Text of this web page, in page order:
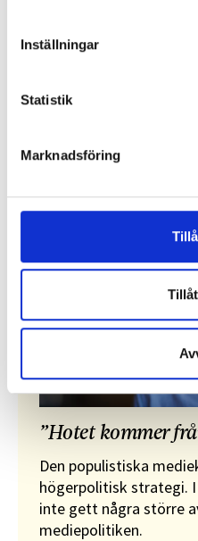
Inställningar
Statistik
Marknadsföring
”Hotet kommer
Den populistiska
högerpolitisk strategi.
inte gett några större
mediepolitiken.